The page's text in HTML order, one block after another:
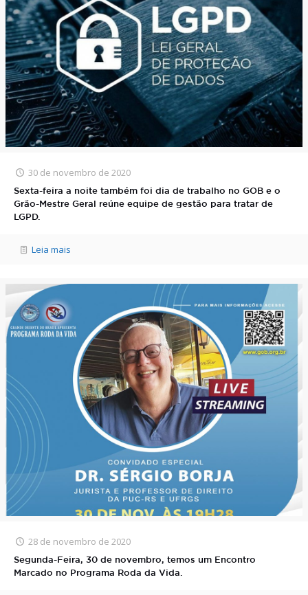
30 de novembro de 2020
Sexta-feira a noite também foi dia de trabalho no GOB e o
Grão-Mestre Geral reúne equipe de gestão para tratar de
LGPD.
Leia mais
28 de novembro de 2020
Segunda-Feira, 30 de novembro, temos um Encontro
Marcado no Programa Roda da Vida.